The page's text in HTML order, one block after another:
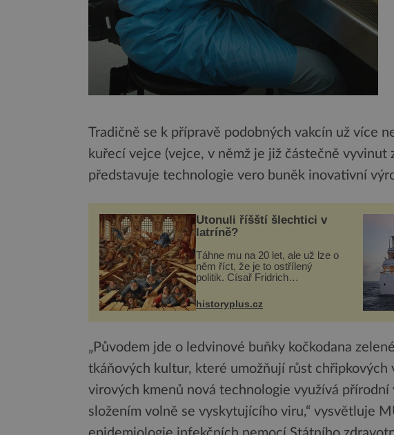
Tradičně se k přípravě podobných vakcín už více
kuřecí vejce (vejce, v němž je již částečně vyvinut
představuje technologie vero buněk inovativní
Utonuli říšští šlechtici v
latríně?
Táhne mu na 20 let, ale už lze o
něm říct, že je to ostřílený
politik. Císař Fridrich
syna a dědice Jindřicha VI. do
Erfurtu, aby se stal
prostředníkem při řešení sporu
historyplus.cz
„Původem jde o ledvinové buňky kočkodana
tkáňových kultur, které umožňují růst
virových kmenů nová technologie využívá
složením volně se vyskytujícího viru,“ vysvětluje